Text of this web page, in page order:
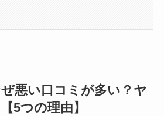
悪い口コミが多い？ヤ
5つの理由】